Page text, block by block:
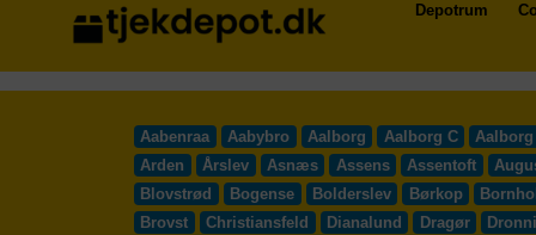
Depotrum
Aabenraa Aabybro Aalborg Aalborg C
Arden
Årslev Asnæs Assens Assentoft
Blovstrød
Bogense Bolderslev Børkop
Brovst
Christiansfeld Dianalund Dragør